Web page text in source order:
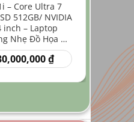
– Core Ultra 7
512GB/ NVIDIA
inch – Laptop
Nhẹ Đồ Họa Kỹ
₫.
₫Giá
hiện
là:
30,000,000 ₫.